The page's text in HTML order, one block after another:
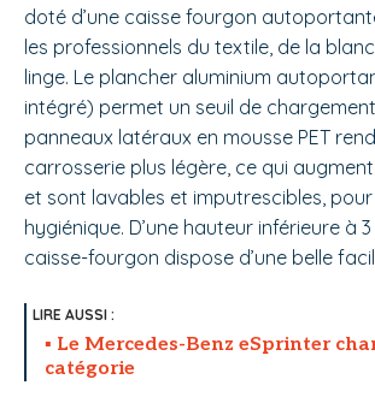
doté d’une caisse fourgon
les professionnels du textile, de la
linge. Le plancher aluminium
intégré) permet un seuil de
panneaux latéraux en mousse PET
carrosserie plus légère, ce qui
et sont lavables et imputrescibles,
hygiénique. D’une hauteur inférieure à
caisse-fourgon dispose d’une belle
Le Mercedes-Benz eSprinter
catégorie